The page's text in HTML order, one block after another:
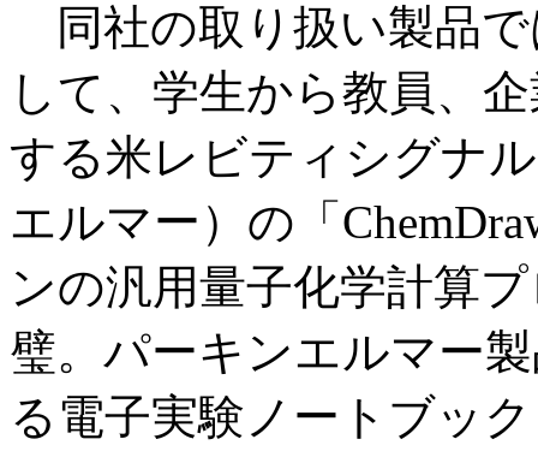
同社の取り扱い製品
して、学生から教員、
する米レビティシグナ
エルマー）の「
ンの汎用量子化学計算
璧。パーキンエルマー
る電子実験ノートブッ